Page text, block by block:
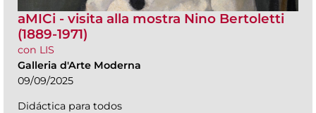
aMICi - visita alla mostra Nino Bertoletti
(1889-1971)
con LIS
Galleria d'Arte Moderna
09/09/2025
Didáctica para todos